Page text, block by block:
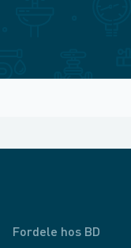
Fordele hos BD